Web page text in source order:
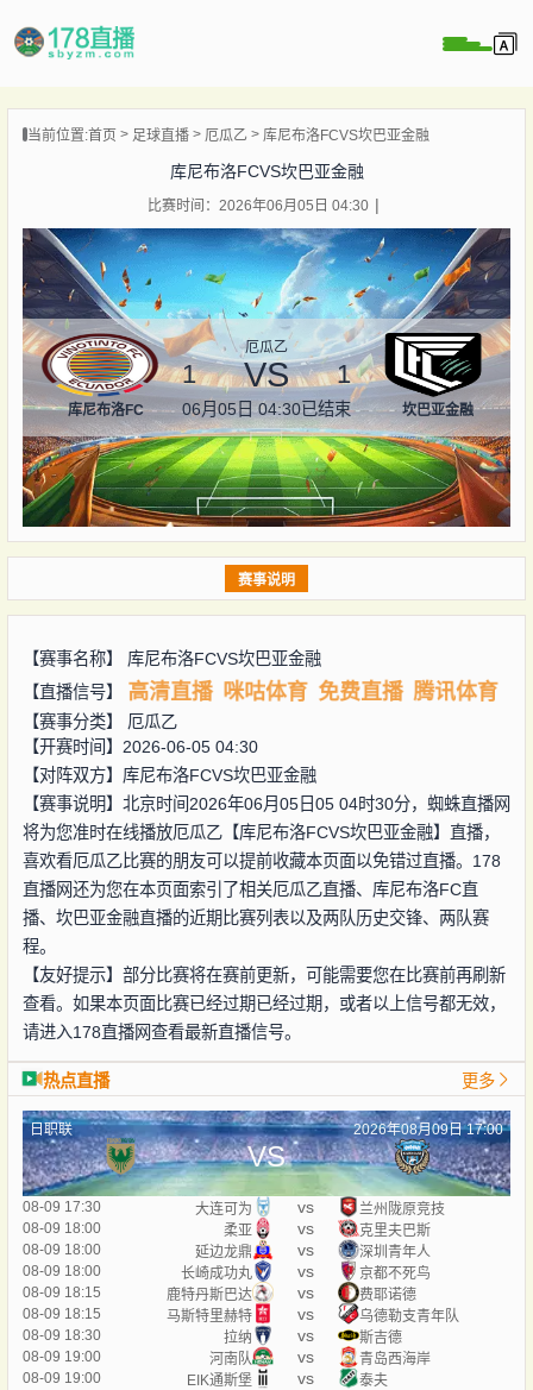
当前位置:首页 足球直播 厄瓜乙 库尼布洛FCVS坎巴亚金融
库尼布洛FCVS坎巴亚金融
比赛时间：2026年06月05日 04:30
库尼布洛FC
厄瓜乙
1 VS 1
06月05日 04:30已结束 坎巴亚金融
赛事说明
【赛事名称】 库尼布洛FCVS坎巴亚金融
【直播信号】
高清直播 咪咕体育 免费直播 腾讯体育
【赛事分类】 厄瓜乙
【开赛时间】2026-06-05 04:30
【对阵双方】 库尼布洛FCVS坎巴亚金融
【赛事说明】北京时间2026年06月05日05 04时30分，蜘蛛直播网
将为您准时在线播放厄瓜乙【库尼布洛FCVS坎巴亚金融】直播，
喜欢看厄瓜乙比赛的朋友可以提前收藏本页面以免错过直播。178
直播网还为您在本页面索引了相关厄瓜乙直播、库尼布洛FC直
播、坎巴亚金融直播的近期比赛列表以及两队历史交锋、两队赛
程。
【友好提示】部分比赛将在赛前更新，可能需要您在比赛前再刷新
查看。如果本页面比赛已经过期已经过期，或者以上信号都无效，
请进入178直播网查看最新直播信号。
热点直播 更多
日职联 2026年08月09日 17:00
VS
08-09 17:30 大连可为 vs
兰州陇原竞技
08-09 18:00
柔亚 vs
克里夫巴斯
08-09 18:00
延边龙鼎 vs
深圳青年人
08-09 18:00
长崎成功丸 vs
京都不死鸟
08-09 18:15
鹿特丹斯巴达 vs
费耶诺德
08-09 18:15
马斯特里赫特 vs
乌德勒支青年队
08-09 18:30
拉纳 vs
斯吉德
08-09 19:00
河南队 vs
青岛西海岸
08-09 19:00
EIK通斯堡 vs 泰夫